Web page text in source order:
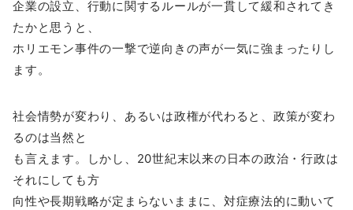
企業の設立、行動に関するルールが一貫して緩和されてき
たかと思うと、
ホリエモン事件の一撃で逆向きの声が一気に強まったりし
ます。
社会情勢が変わり、あるいは政権が代わると、政策が変わ
るのは当然と
も言えます。しかし、20世紀末以来の日本の政治・行政は
それにしても方
向性や長期戦略が定まらないままに、対症療法的に動いて